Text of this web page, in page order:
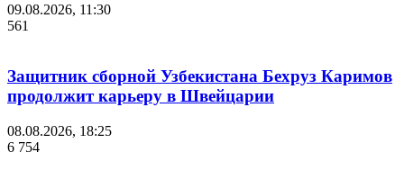
09.08.2026, 11:30
561
Защитник сборной Узбекистана Бехруз Каримов
продолжит карьеру в Швейцарии
08.08.2026, 18:25
6 754